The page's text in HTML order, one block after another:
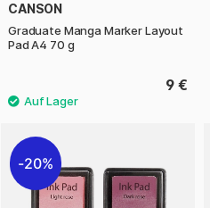
CANSON
Graduate Manga Marker Layout
Pad A4 70 g
9 €
20%